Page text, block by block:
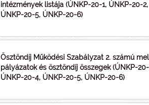
intézmények listája (ÚNKP-20-1, ÚNKP-20-
ÚNKP-20-5, ÚNKP-20-6)
Ösztöndíj Működési Szabályzat 2. számú
pályázatok és ösztöndíj összegek (ÚNKP-
ÚNKP-20-4, ÚNKP-20-5, ÚNKP-20-6)